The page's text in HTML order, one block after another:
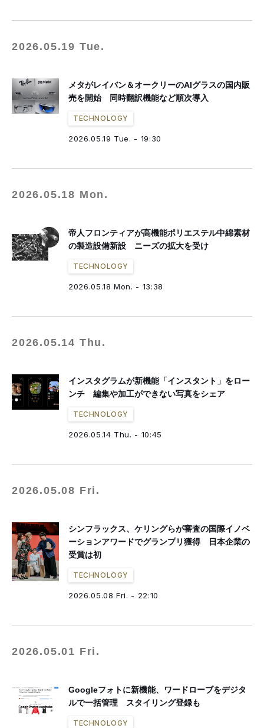
2026.05.19 Tue.
メタがレイバン＆オークリーのAIグラスの国内販
売を開始 同時翻訳機能など順次導入
TECHNOLOGY
2026.05.19 Tue. - 19:30
2026.05.18 Mon.
帝人フロンティアが高機能ポリエステル中綿素材
の製造設備新設 ニーズの拡大を受け
TECHNOLOGY
2026.05.18 Mon. - 13:38
2026.05.14 Thu.
インスタグラムが新機能「インスタント」をロー
ンチ 編集や加工ができない写真をシェア
TECHNOLOGY
2026.05.14 Thu. - 10:45
2026.05.08 Fri.
シンフラックス、ケリングらが審査の国際イノベ
ーションアワードでグランプリ獲得 日本企業の
受賞は初
TECHNOLOGY
2026.05.08 Fri. - 22:10
2026.05.01 Fri.
Googleフォトに新機能、ワードローブをデジタ
ルで一括管理 スタイリング登録も
TECHNOLOGY